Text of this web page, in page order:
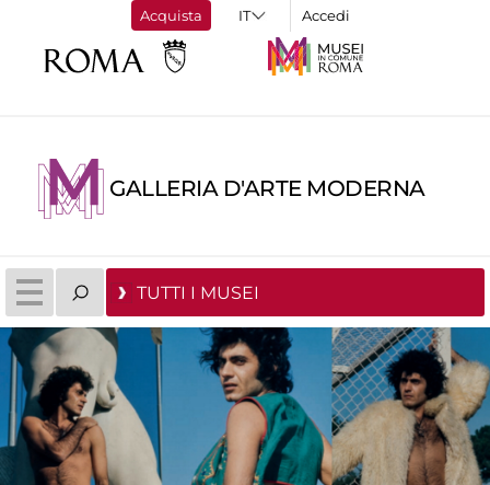
Acquista Accedi
GALLERIA D'ARTE MODERNA
TUTTI I MUSEI